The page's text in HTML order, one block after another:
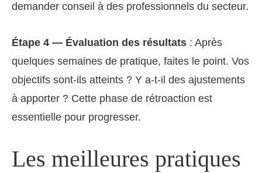
demander conseil à des professionnels du secteur.
Étape 4 — Évaluation des résultats : Après
quelques semaines de pratique, faites le point. Vos
objectifs sont-ils atteints ? Y a-t-il des ajustements
à apporter ? Cette phase de rétroaction est
essentielle pour progresser.
Les meilleures pratiques